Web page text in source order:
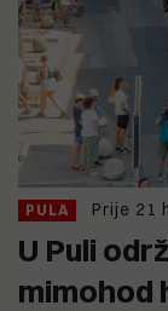
PULA Prije 21
U Puli
mimohod